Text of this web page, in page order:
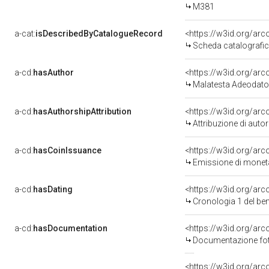
M381
a-cat:isDescribedByCatalogueRecord
<https://w3id.org/
Scheda
a-cd:hasAuthor
<https://w3id.org/
Malatesta
a-cd:hasAuthorshipAttribution
<https://w3id.org/
Attribuzione di
a-cd:hasCoinIssuance
<https://w3id.org/
Emissione di
a-cd:hasDating
<https://w3id.org/
Cronologia 1 del
a-cd:hasDocumentation
Documentazione